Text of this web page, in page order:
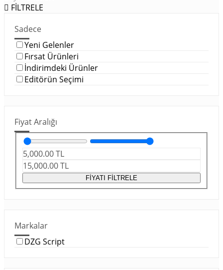
FİLTRELE
Sadece
Yeni Gelenler
Fırsat Ürünleri
İndirimdeki Ürünler
Editörün Seçimi
Fiyat Aralığı
5,000.00TL
15,000.00TL
FİYATI FİLTRELE
Markalar
DZG Script